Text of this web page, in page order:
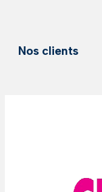
Nos clients